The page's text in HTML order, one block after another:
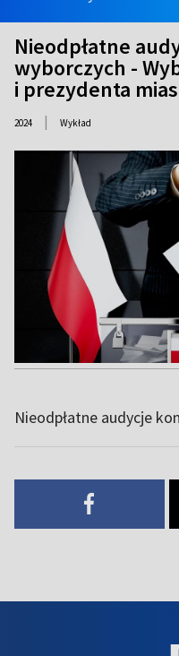
Nieodpłatne
wyborczych -
i prezydenta
2024 | Wykład
Nieodpłatne audycje